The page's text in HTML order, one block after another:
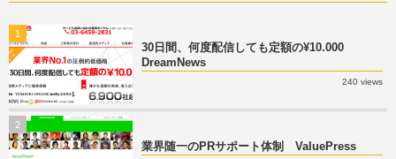
30日間、何度配信しても定額の¥10.000
DreamNews
240 views
1
業界随一のPRサポート体制 ValuePress
2